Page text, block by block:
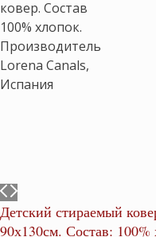
Детский стираемый
90х130см. Состав: